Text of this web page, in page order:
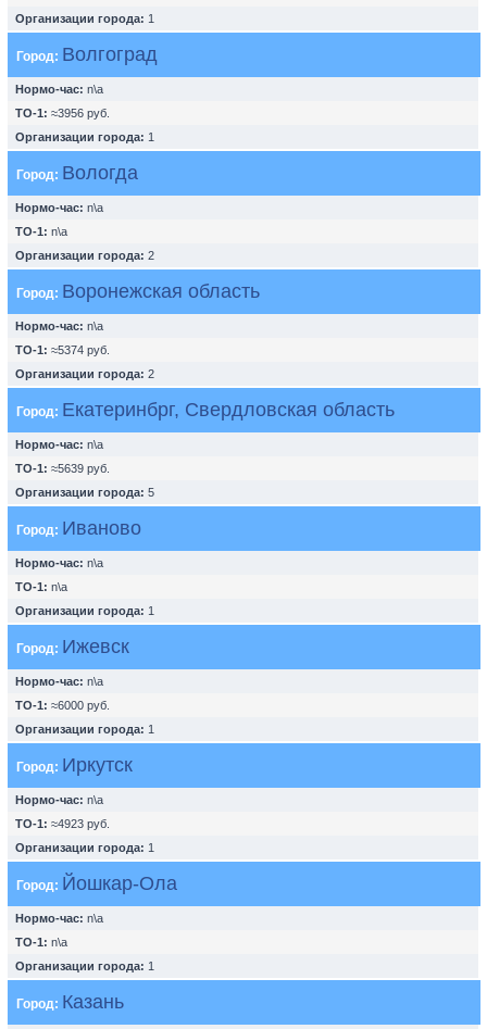
Организации города: 1
Город: Волгоград
Нормо-час: n\a
ТО-1: ≈3956 руб.
Организации города: 1
Город: Вологда
Нормо-час: n\a
ТО-1: n\a
Организации города: 2
Город: Воронежская область
Нормо-час: n\a
ТО-1: ≈5374 руб.
Организации города: 2
Город: Екатеринбрг, Свердловская область
Нормо-час: n\a
ТО-1: ≈5639 руб.
Организации города: 5
Город: Иваново
Нормо-час: n\a
ТО-1: n\a
Организации города: 1
Город: Ижевск
Нормо-час: n\a
ТО-1: ≈6000 руб.
Организации города: 1
Город: Иркутск
Нормо-час: n\a
ТО-1: ≈4923 руб.
Организации города: 1
Город: Йошкар-Ола
Нормо-час: n\a
ТО-1: n\a
Организации города: 1
Город: Казань